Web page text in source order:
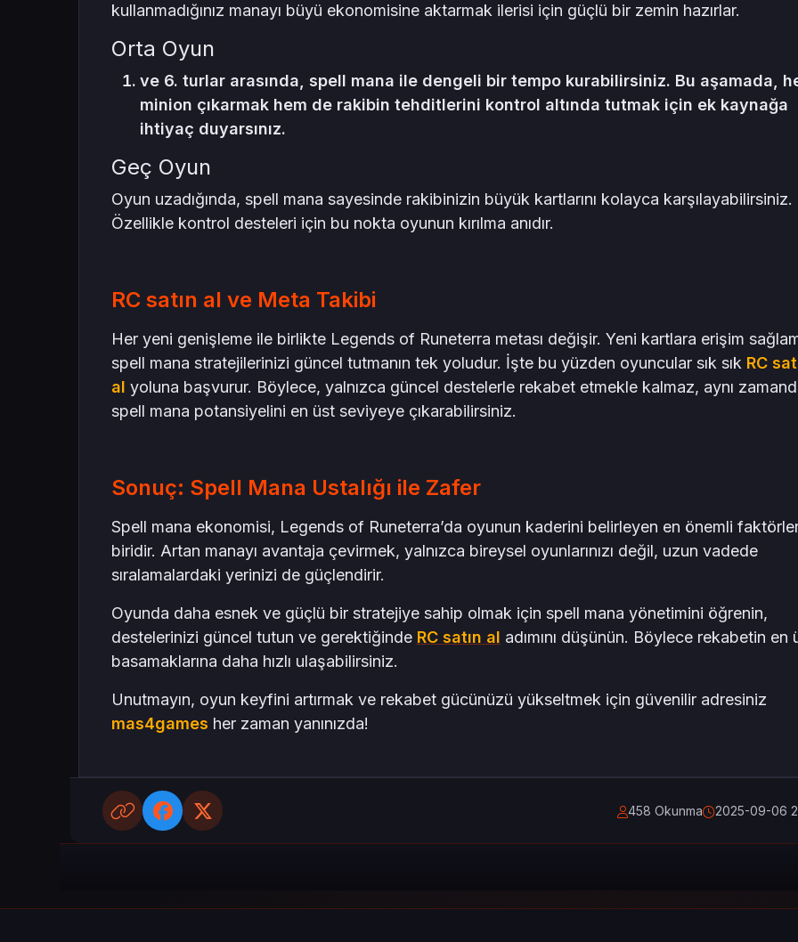
kullanmadığınız manayı büyü ekonomisine aktarmak ilerisi için güçlü bir zemin hazırlar.
Orta Oyun
ve 6. turlar arasında, spell mana ile dengeli bir tempo kurabilirsiniz. Bu aşamada,
minion çıkarmak hem de rakibin tehditlerini kontrol altında tutmak için ek kaynağa
ihtiyaç duyarsınız.
Geç Oyun
Oyun uzadığında, spell mana sayesinde rakibinizin büyük kartlarını kolayca karşılayabilirsiniz.
Özellikle kontrol desteleri için bu nokta oyunun kırılma anıdır.
RC satın al ve Meta Takibi
Her yeni genişleme ile birlikte Legends of Runeterra metası değişir. Yeni kartlara erişim
spell mana stratejilerinizi güncel tutmanın tek yoludur. İşte bu yüzden oyuncular sık sık RC
al yoluna başvurur. Böylece, yalnızca güncel destelerle rekabet etmekle kalmaz, aynı
spell mana potansiyelini en üst seviyeye çıkarabilirsiniz.
Sonuç: Spell Mana Ustalığı ile Zafer
Spell mana ekonomisi, Legends of Runeterra’da oyunun kaderini belirleyen en önemli
biridir. Artan manayı avantaja çevirmek, yalnızca bireysel oyunlarınızı değil, uzun vadede
sıralamalardaki yerinizi de güçlendirir.
Oyunda daha esnek ve güçlü bir stratejiye sahip olmak için spell mana yönetimini öğrenin,
destelerinizi güncel tutun ve gerektiğinde RC satın al adımını düşünün. Böylece rekabetin en
basamaklarına daha hızlı ulaşabilirsiniz.
Unutmayın, oyun keyfini artırmak ve rekabet gücünüzü yükseltmek için güvenilir adresiniz
mas4games her zaman yanınızda!
458 Okunma 2025-09-06